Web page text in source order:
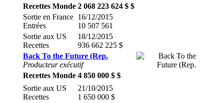
Recettes Monde 2 068 223 624 $ $
Sortie en France
Entrées
16/12/2015
10 507 561
Sortie aux US
Recettes
18/12/2015
936 662 225 $
Back To the Future (Rep.
Producteur exécutif
Recettes Monde 4 850 000 $ $
Sortie aux US
Recettes
21/10/2015
1 650 000 $